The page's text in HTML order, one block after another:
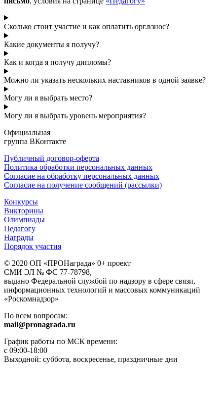
Сколько стоит участие и как оплатить орг.взнос?
Какие документы я получу?
Как и когда я получу дипломы?
Можно ли указать нескольких наставников в одной заявке?
Могу ли я выбрать место?
Могу ли я выбрать уровень мероприятия?
Официальная
группа ВКонтакте
Публичный договор-оферта
Политика обработки персональных данных
Согласие на обработку персональных данных
Согласие на получение сообщений (рассылки)
Конкурсы
Викторины
Олимпиады
Педагогу
Награды
Порядок участия
© 2020 ОП «ПРОНаграда» 0+ проект
СМИ ЭЛ № ФС 77-78798,
выдано Федеральной службой по надзору в сфере связи,
информационных технологий и массовых коммуникаций
«Роскомнадзор»
По всем вопросам:
mail@pronagrada.ru
График работы по МСК времени:
с 09:00-18:00
Выходной: суббота, воскресенье, праздничные дни